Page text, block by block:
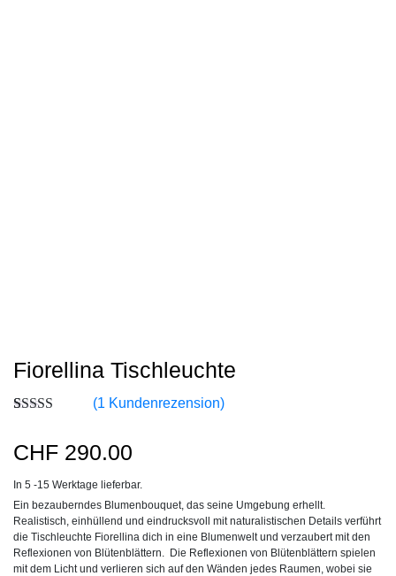
Fiorellina Tischleuchte
basierend auf
(1 Kundenrezension)
CHF 290.00
In 5 -15 Werktage lieferbar.
Ein bezauberndes Blumenbouquet, das seine Umgebung erhellt.
Realistisch, einhüllend und eindrucksvoll mit naturalistischen Details verführt
die Tischleuchte Fiorellina dich in eine Blumenwelt und verzaubert mit den
Reflexionen von Blütenblättern. Die Reflexionen von Blütenblättern spielen
mit dem Licht und verlieren sich auf den Wänden jedes Raumen, wobei sie